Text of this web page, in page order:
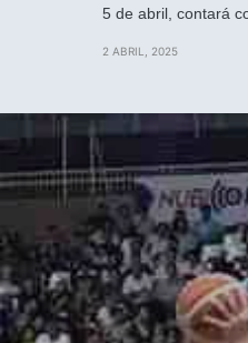
5 de abril, contará
2 ABRIL, 2025